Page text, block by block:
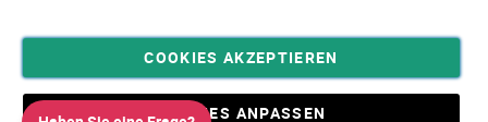
Privatsphäre und Datenschutz
Allgemeine Geschäftsbedingungen AGB
COOKIES AKZEPTIEREN
COOKIES ANPASSEN